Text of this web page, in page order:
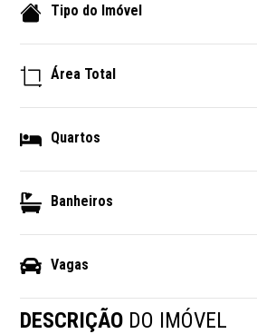
Tipo do Imóvel
Área Total
Quartos
Banheiros
Vagas
DESCRIÇÃO DO IMÓVEL